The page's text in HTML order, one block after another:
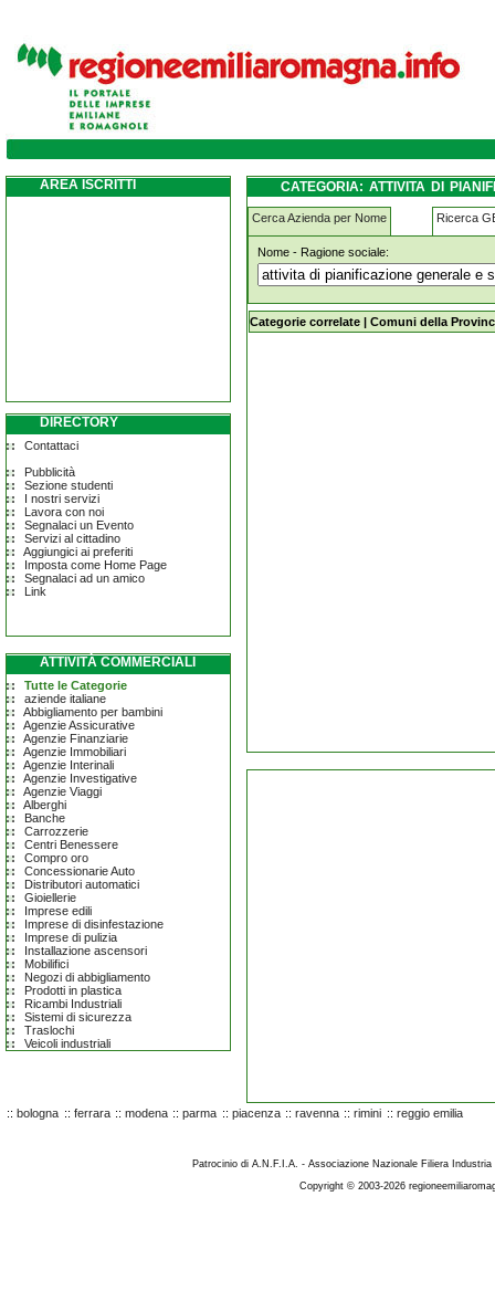
attivita-di-pianificazione-generale-e-
AREA ISCRITTI
DIRECTORY
Contattaci
Pubblicità
Sezione studenti
I nostri servizi
Lavora con noi
Segnalaci un Evento
Servizi al cittadino
Aggiungici ai preferiti
Imposta come Home Page
Segnalaci ad un amico
Link
ATTIVITÀ COMMERCIALI
Tutte le Categorie
aziende italiane
Abbigliamento per bambini
Agenzie Assicurative
Agenzie Finanziarie
Agenzie Immobiliari
Agenzie Interinali
Agenzie Investigative
Agenzie Viaggi
Alberghi
Banche
Carrozzerie
Centri Benessere
Compro oro
Concessionarie Auto
Distributori automatici
Gioiellerie
Imprese edili
Imprese di disinfestazione
Imprese di pulizia
Installazione ascensori
Mobilifici
Negozi di abbigliamento
Prodotti in plastica
Ricambi Industriali
Sistemi di sicurezza
Traslochi
Veicoli industriali
CATEGORIA: ATTIVITA DI
FERRARA
Cerca Azienda per Nome Ricerca
Nome - Ragione sociale:
attivita-di-pianificazione-generale-
Categorie correlate | Comuni della
:: bologna :: ferrara :: modena :: parma :: piacenza :: ravenna :: rimini :: reggio emilia
Patrocinio di A.N.F.I.A. - Associazione Nazionale Filiera
Copyright © 2003-2026